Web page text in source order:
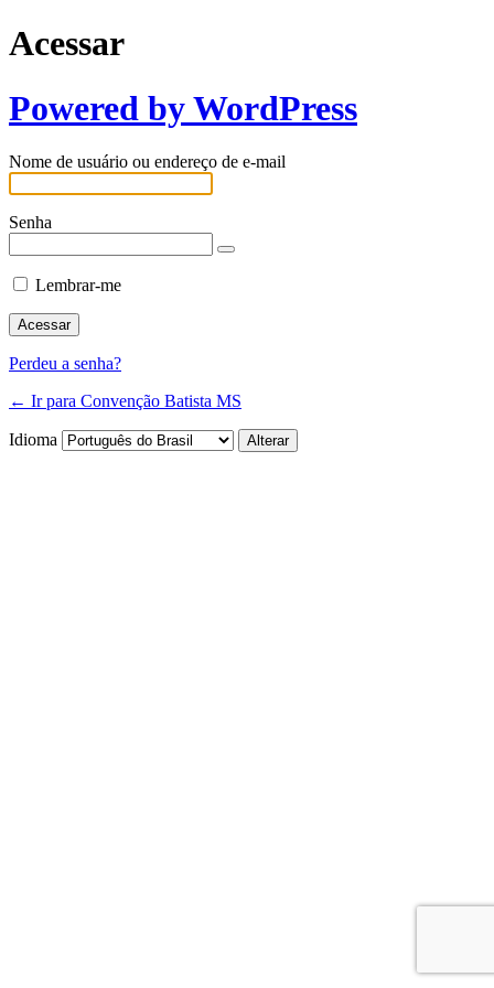
Acessar
Powered by WordPress
Nome de usuário ou endereço de e-mail
Senha
Lembrar-me
Perdeu a senha?
← Ir para Convenção Batista MS
Idioma